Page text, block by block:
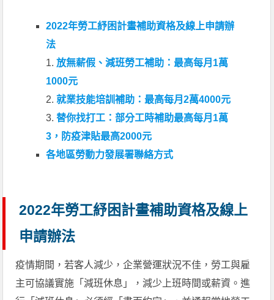
2022年勞工紓困計畫補助資格及線上申請辦
法
1.放無薪假、減班勞工補助：最高每月1萬
1000元
2.就業技能培訓補助：最高每月2萬4000元
3.替你找打工：部分工時補助最高每月1萬
3，防疫津貼最高2000元
各地區勞動力發展署聯絡方式
2022年勞工紓困計畫補助資格及線上
申請辦法
疫情期間，若客人減少，企業營運狀況不佳，勞工與雇
主可協議實施「減班休息」，減少上班時間或薪資。進